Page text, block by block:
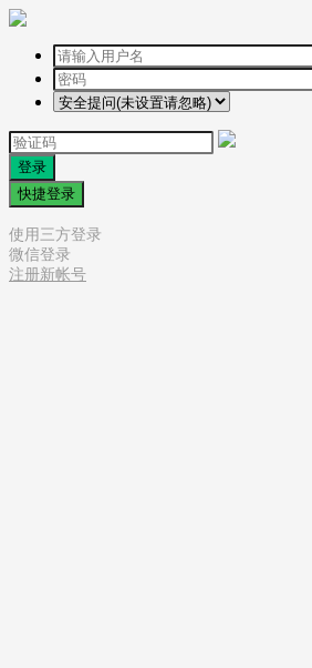
登录
快捷登录
使用三方登录
微信登录
注册新帐号